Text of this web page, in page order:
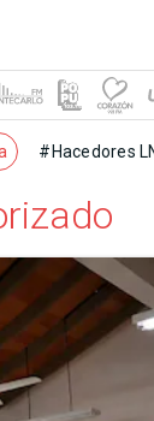
#Hacedores